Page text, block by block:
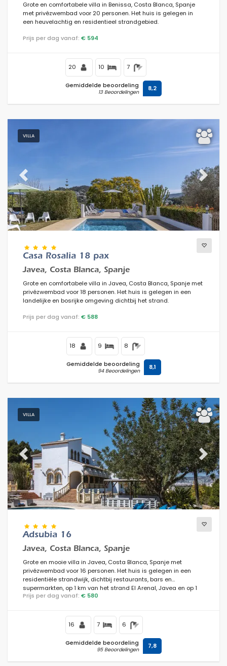
Grote en comfortabele villa in Benissa, Costa Blanca, Spanje
met privézwembad voor 20 personen. Het huis is gelegen in
een heuvelachtig en residentieel strandgebied.
Prijs per dag vanaf: € 594
20 10 7
Gemiddelde beoordeling
13 Beoordelingen 8,2
VILLA
Previous Next
Casa Rosalia 18 pax
Javea, Costa Blanca, Spanje
Grote en comfortabele villa in Javea, Costa Blanca, Spanje met
privézwembad voor 18 personen. Het huis is gelegen in een
landelijke en bosrijke omgeving dichtbij het strand.
Prijs per dag vanaf: € 588
18 9 8
Gemiddelde beoordeling
94 Beoordelingen 8,1
VILLA
Previous Next
Adsubia 16
Javea, Costa Blanca, Spanje
Grote en mooie villa in Javea, Costa Blanca, Spanje met
privézwembad voor 16 personen. Het huis is gelegen in een
residentiële strandwijk, dichtbij restaurants, bars en
supermarkten, op 1 km van het strand El Arenal, Javea en op 1
km van de Middellandse Zee, Javea.
Prijs per dag vanaf: € 580
16 7 6
Gemiddelde beoordeling
95 Beoordelingen 7,8